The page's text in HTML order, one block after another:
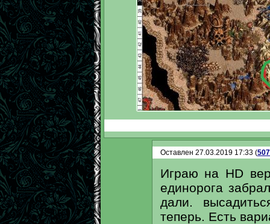
Оставлен 27.03.2019 17:33 (
Играю на HD
единорога
дали.
теперь. Есть